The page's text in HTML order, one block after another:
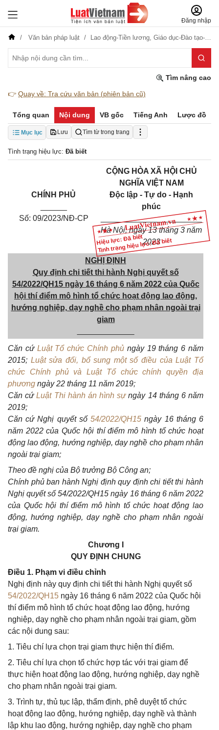
Đăng nhập
Văn bản pháp luật Lao động-Tiền lương, Giáo dục-Đào tạo-Dạy nghề,
Tìm nâng cao
👉 Quay về: Tra cứu văn bản (phiên bản cũ)
Tổng quan Nội dung VB gốc Tiếng Anh Lược đồ
Mục lục Lưu Tìm từ trong trang
Tình trạng hiệu lực: Đã biết
Hiệu lực: Đã biết
Tình trạng hiệu lực: Đã biết
CHÍNH PHỦ
Số: 09/2023/NĐ-CP
CỘNG HÒA XÃ HỘI CHỦ
NGHĨA VIỆT NAM
Độc lập - Tự do - Hạnh
phúc
_______________________
Hà Nội, ngày 13 tháng 3 năm
2023
NGHỊ ĐỊNH
Quy định chi tiết thi hành Nghị quyết số
54/2022/QH15 ngày 16 tháng 6 năm 2022 của Quốc
hội thí điểm mô hình tổ chức hoạt động lao động,
hướng nghiệp, dạy nghề cho phạm nhân ngoài trại
giam
Căn cứ Luật Tổ chức Chính phủngày 19 tháng 6 năm
2015; Luật sửa đổi, bổ sung một số điều của Luật Tổ
chức Chính phủ và Luật Tổ chức chính quyền địa
phương ngày 22 tháng 11 năm 2019;
Căn cứLuật Thi hành án hình sựngày14 tháng 6 năm
2019;
Căn cứ Nghị quyết số54/2022/QH15 ngày 16 tháng 6
năm 2022 của Quốc hội thí điểm mô hình tổ chức hoạt
động lao động, hướng nghiệp, dạy nghề cho phạm nhân
ngoài trại giam;
Theo đề nghị của Bộ trưởng Bộ Công an;
Chính phủ ban hành Nghị định quy định chi tiết thi hành
Nghị quyết số 54/2022/QH15 ngày 16 tháng 6 năm 2022
của Quốc hội thí điểm mô hình tổ chức hoạt động lao
động, hướng nghiệp, dạy nghề cho phạm nhân ngoài
trại giam.
Chương I
QUY ĐỊNH CHUNG
Điều 1. Phạm vi điều chỉnh
Nghị định này quy định chi tiết thi hành Nghị quyết số
54/2022/QH15 ngày 16 tháng 6 năm 2022 của Quốc hội
thí điểm mô hình tổ chức hoạt động lao động, hướng
nghiệp, dạy nghề cho phạm nhân ngoài trại giam, gồm
các nội dung sau:
1. Tiêu chí lựa chọn trại giam thực hiện thí điểm.
2. Tiêu chí lựa chọn tổ chức hợp tác với trại giam để
thực hiện hoạt động lao động, hướng nghiệp, dạy nghề
cho phạm nhân ngoài trại giam.
3. Trình tự, thủ tục lập, thẩm định, phê duyệt tổ chức
hoạt động lao động, hướng nghiệp, dạy nghề và thành
lập khu lao động, hướng nghiệp, dạy nghề cho phạm